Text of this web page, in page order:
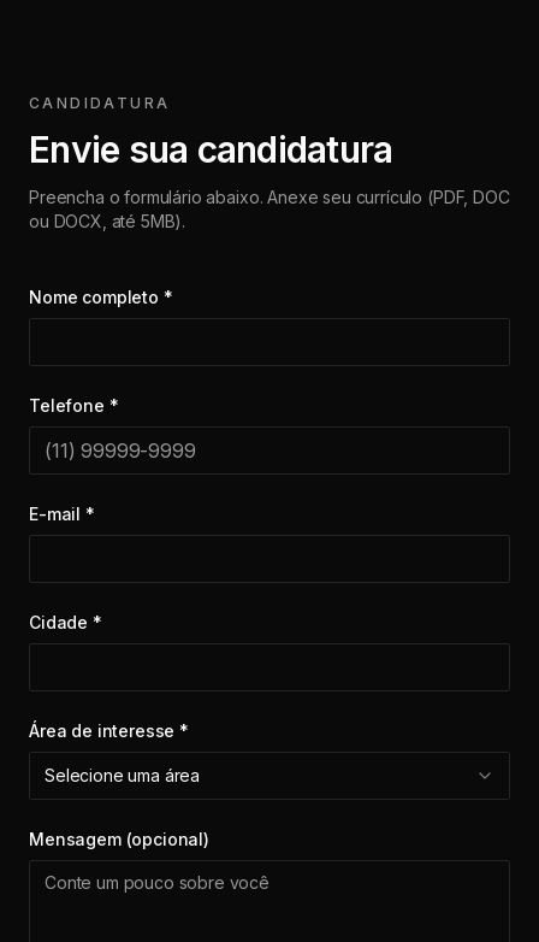
CANDIDATURA
Envie sua candidatura
Preencha o formulário abaixo. Anexe seu currículo (PDF, DOC
ou DOCX, até 5MB).
Nome completo *
Telefone *
E-mail *
Cidade *
Área de interesse *
Selecione uma área
Mensagem (opcional)